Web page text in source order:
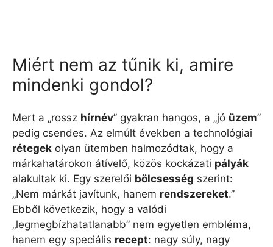
Miért nem az tűnik ki, amire
mindenki gondol?
Mert a „rossz hírnév” gyakran hangos, a „jó üzem”
pedig csendes. Az elmúlt években a technológiai
rétegek olyan ütemben halmozódtak, hogy a
márkahatárokon átívelő, közös kockázati pályák
alakultak ki. Egy szerelői bölcsesség szerint:
„Nem márkát javítunk, hanem rendszereket.”
Ebből következik, hogy a valódi
„legmegbízhatatlanabb” nem egyetlen embléma,
hanem egy speciális recept: nagy súly, nagy